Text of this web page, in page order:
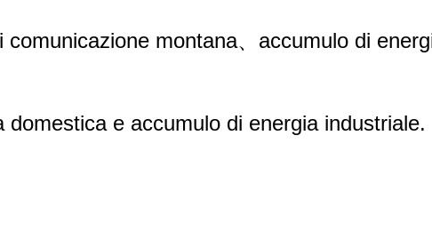
montana、accumulo di
domestica e accumulo di energia industriale.